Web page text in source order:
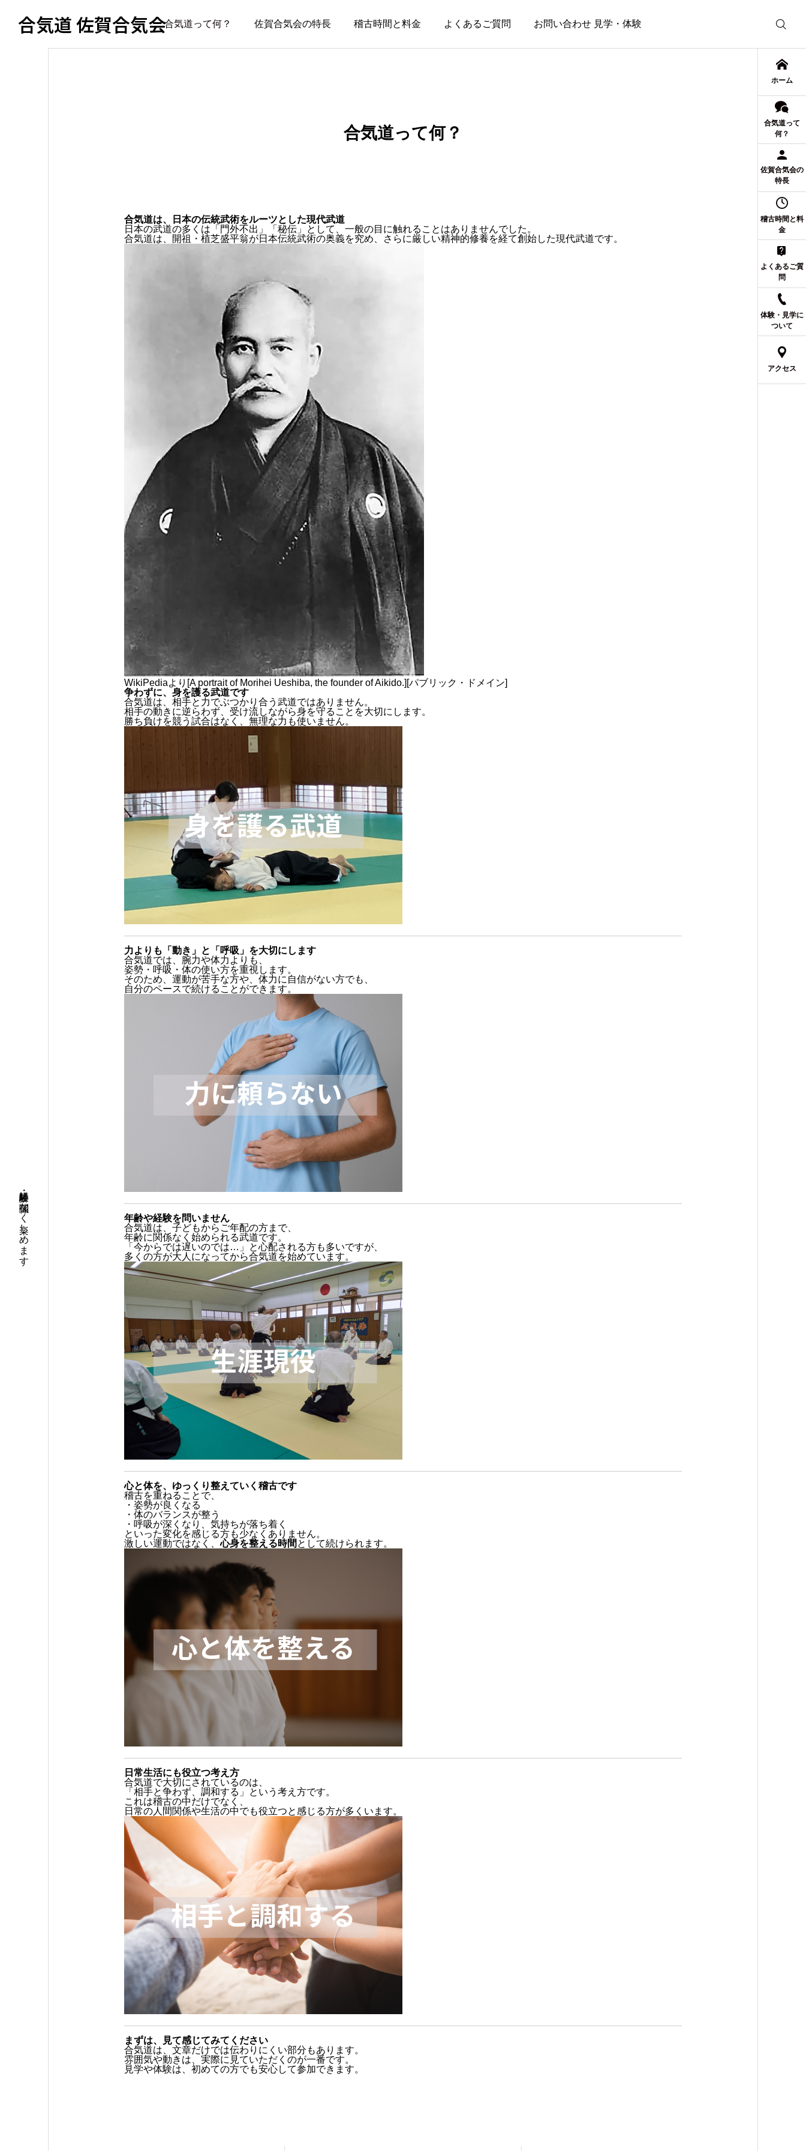
合気道 佐賀合気会合気道って何？ 佐賀合気会の特長 稽古時間と料金 よくあるご質問 お問い合わせ 見学・体験
年齢・経験に関係なく楽しめます
ホーム
合気道って
何？
佐賀合気会の
特長
稽古時間と料
金
よくあるご質
問
体験・見学に
ついて
アクセス
合気道って何？
合気道は、日本の伝統武術をルーツとした現代武道
日本の武道の多くは「門外不出」「秘伝」として、一般の目に触れることはありませんでした。
合気道は、開祖・植芝盛平翁が日本伝統武術の奥義を究め、さらに厳しい精神的修養を経て創始した現代武道です。
WikiPediaより[A portrait of Morihei Ueshiba, the founder of Aikido.][パブリック・ドメイン]
争わずに、身を護る武道です
合気道は、相手と力でぶつかり合う武道ではありません。
相手の動きに逆らわず、受け流しながら身を守ることを大切にします。
勝ち負けを競う試合はなく、無理な力も使いません。
力よりも「動き」と「呼吸」を大切にします
合気道では、腕力や体力よりも、
姿勢・呼吸・体の使い方を重視します。
そのため、運動が苦手な方や、体力に自信がない方でも、
自分のペースで続けることができます。
年齢や経験を問いません
合気道は、子どもからご年配の方まで、
年齢に関係なく始められる武道です。
「今からでは遅いのでは…」と心配される方も多いですが、
多くの方が大人になってから合気道を始めています。
心と体を、ゆっくり整えていく稽古です
稽古を重ねることで、
・姿勢が良くなる
・体のバランスが整う
・呼吸が深くなり、気持ちが落ち着く
といった変化を感じる方も少なくありません。
激しい運動ではなく、心身を整える時間 として続けられます。
日常生活にも役立つ考え方
合気道で大切にされているのは、
「相手と争わず、調和する」という考え方です。
これは稽古の中だけでなく、
日常の人間関係や生活の中でも役立つと感じる方が多くいます。
まずは、見て感じてみてください
合気道は、文章だけでは伝わりにくい部分もあります。
雰囲気や動きは、実際に見ていただくのが一番です。
見学や体験は、初めての方でも安心して参加できます。